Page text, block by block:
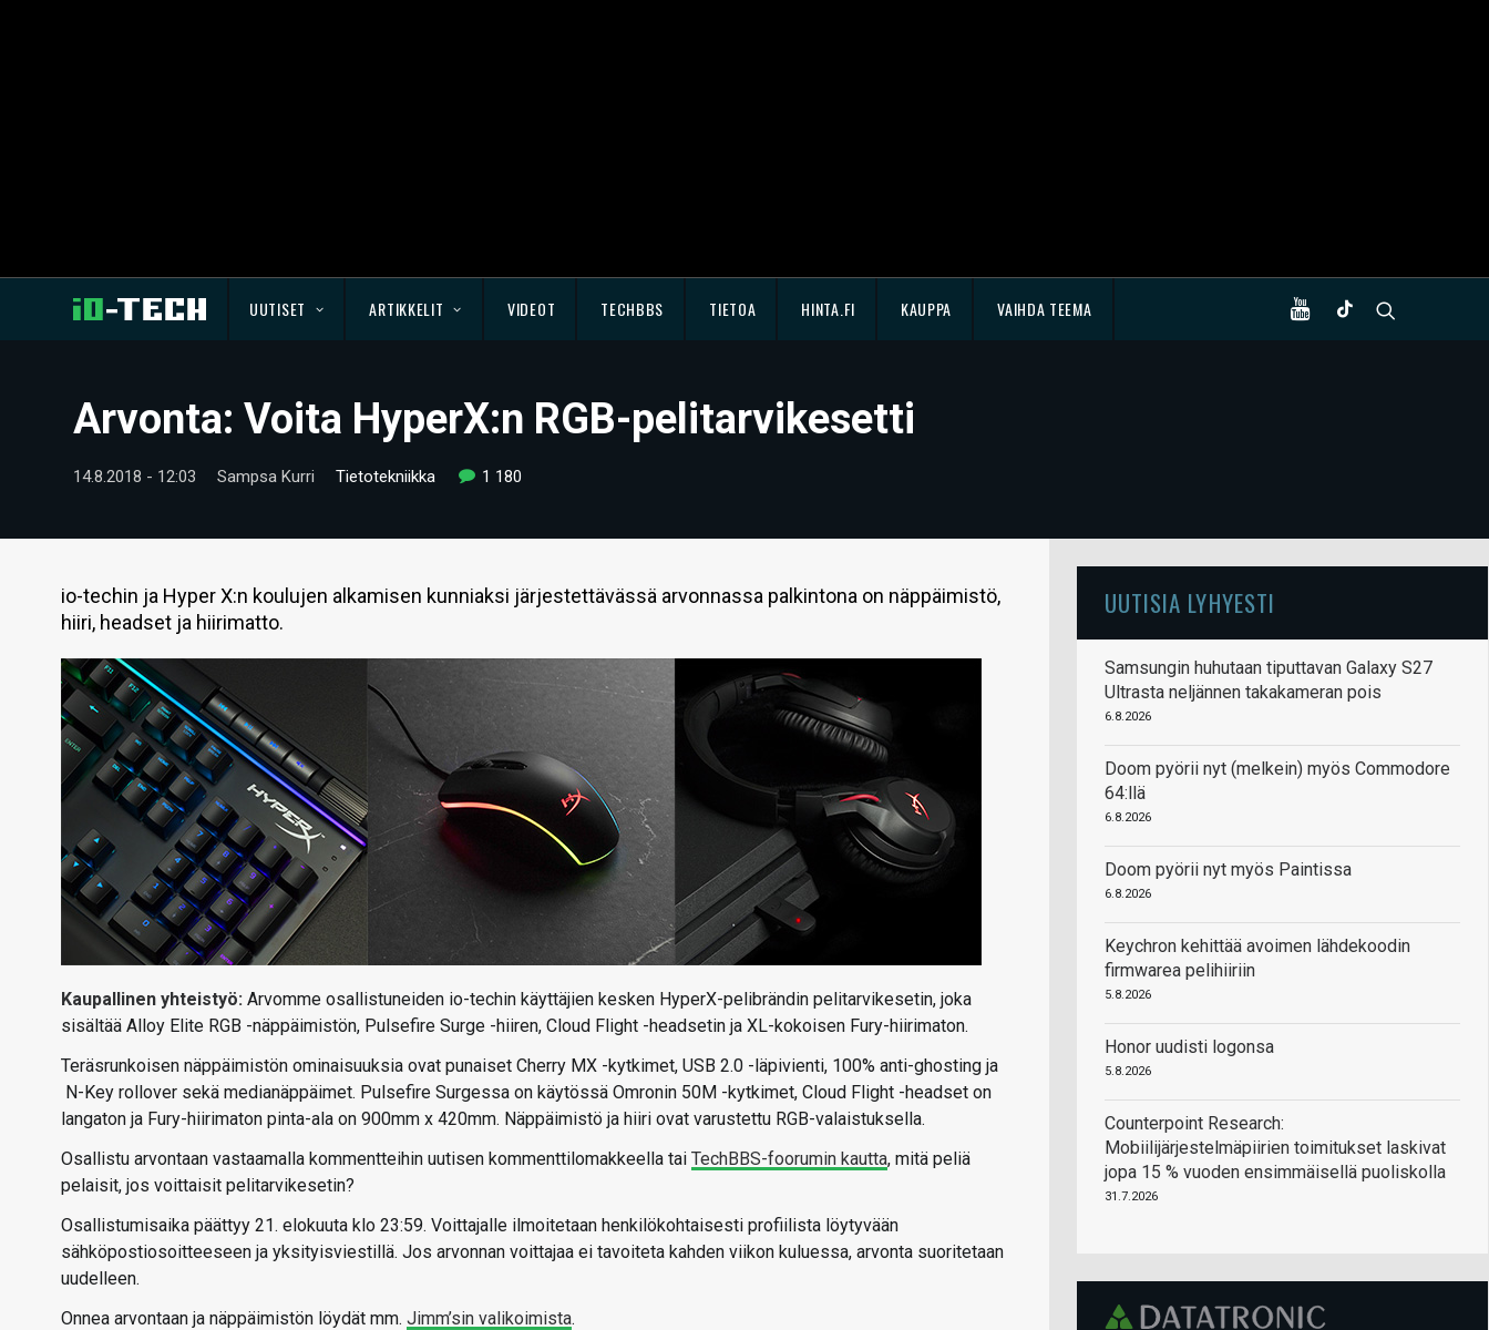
UUTISET ARTIKKELIT VIDEOT TECHBBS TIETOA HINTA.FI KAUPPA VAIHDA TEEMA
Arvonta: Voita HyperX:n RGB-pelitarvikesetti
14.8.2018 - 12:03 Sampsa Kurri Tietotekniikka 1 180
io-techin ja Hyper X:n koulujen alkamisen kunniaksi järjestettävässä arvonnassa palkintona on näppäimistö,
hiiri, headset ja hiirimatto.
Kaupallinen yhteistyö: Arvomme osallistuneiden io-techin käyttäjien kesken HyperX-pelibrändin pelitarvikesetin, joka
sisältää Alloy Elite RGB -näppäimistön, Pulsefire Surge -hiiren, Cloud Flight -headsetin ja XL-kokoisen Fury-hiirimaton.
Teräsrunkoisen näppäimistön ominaisuuksia ovat punaiset Cherry MX -kytkimet, USB 2.0 -läpivienti, 100% anti-ghosting ja
N-Key rollover sekä medianäppäimet. Pulsefire Surgessa on käytössä Omronin 50M -kytkimet, Cloud Flight -headset on
langaton ja Fury-hiirimaton pinta-ala on 900mm x 420mm. Näppäimistö ja hiiri ovat varustettu RGB-valaistuksella.
Osallistu arvontaan vastaamalla kommentteihin uutisen kommenttilomakkeella tai TechBBS-foorumin kautta, mitä peliä
pelaisit, jos voittaisit pelitarvikesetin?
Osallistumisaika päättyy 21. elokuuta klo 23:59. Voittajalle ilmoitetaan henkilökohtaisesti profiilista löytyvään
sähköpostiosoitteeseen ja yksityisviestillä. Jos arvonnan voittajaa ei tavoiteta kahden viikon kuluessa, arvonta suoritetaan
uudelleen.
Onnea arvontaan ja näppäimistön löydät mm. Jimm’sin valikoimista.
UUTISIA LYHYESTI
Samsungin huhutaan tiputtavan Galaxy S27
Ultrasta neljännen takakameran pois
6.8.2026
Doom pyörii nyt (melkein) myös Commodore
64:llä
6.8.2026
Doom pyörii nyt myös Paintissa
6.8.2026
Keychron kehittää avoimen lähdekoodin
firmwarea pelihiiriin
5.8.2026
Honor uudisti logonsa
5.8.2026
Counterpoint Research:
Mobiilijärjestelmäpiirien toimitukset laskivat
jopa 15 % vuoden ensimmäisellä puoliskolla
31.7.2026